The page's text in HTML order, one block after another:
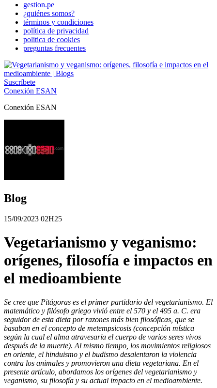
gestion.pe
¿quiénes somos?
términos y condiciones
política de privacidad
politica de cookies
preguntas frecuentes
Suscríbete
Conexión ESAN
Conexión ESAN
Blog
15/09/2023 02H25
Vegetarianismo y veganismo:
orígenes, filosofía e impactos en
el medioambiente
Se cree que Pitágoras es el primer partidario del vegetarianismo. El
matemático y filósofo griego vivió entre el 570 y el 495 a. C. era
seguidor de esta dieta por razones más bien filosóficas, que se
basaban en el concepto de metempsicosis (concepción mística
según la cual el alma atravesaría el cuerpo de varios seres vivos
después de la muerte). Al mismo tiempo, los movimientos religiosos
en oriente, el hinduismo y el budismo desalentaron la violencia
contra los animales y promovieron una dieta vegetariana. En el
presente artículo, abordamos los orígenes del vegetarianismo y
veganismo, su filosofía y su actual impacto en el medioambiente.